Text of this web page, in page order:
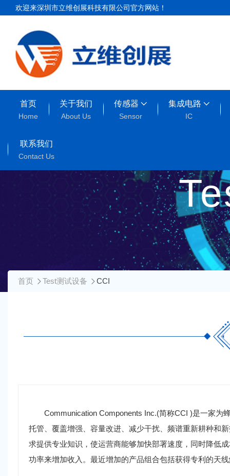
欢迎来深圳市立维创展科技有限公司官方网站！
首页
Home
关于我们
About Us
传感器
Sensor
集成电路
IC
联系我们
Contact Us
首页 Test测试设备 CCI
Communication Components Inc.(简称CCI )是一家为
托管、覆盖增强、容量改进、减少干扰、频谱重新耕种和
求提供专业知识，使运营商能够加快部署速度，同时降低
功率来增加收入。最近增加的产品组合包括获得专利的天